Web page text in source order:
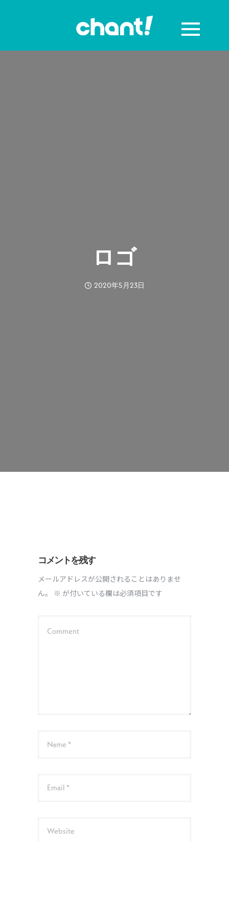
ロゴ
2020年5月23日
コメントを残す
メールアドレスが公開されることはありませ
ん。
※ が付いている欄は必須項目です
Comment
Name *
Email *
Website